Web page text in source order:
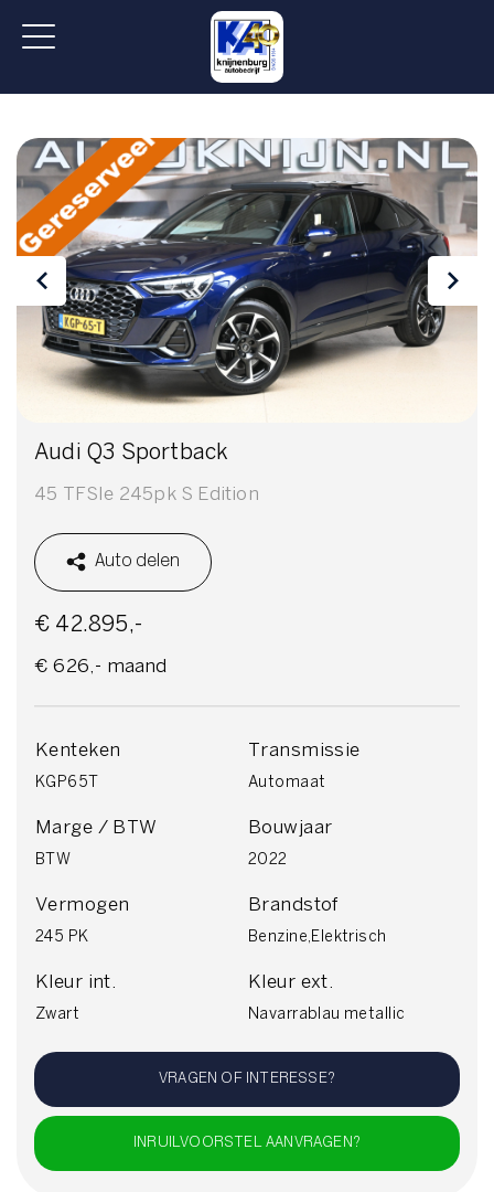
Audi Q3 Sportback
45 TFSIe 245pk S Edition
Auto delen
€ 42.895,-
€ 626,- maand
Kenteken
KGP65T
Transmissie
Automaat
Marge / BTW
BTW
Bouwjaar
2022
Vermogen
245 PK
Brandstof
Benzine,Elektrisch
Kleur int.
Zwart
Kleur ext.
Navarrablau metallic
VRAGEN OF INTERESSE?
INRUILVOORSTEL AANVRAGEN?